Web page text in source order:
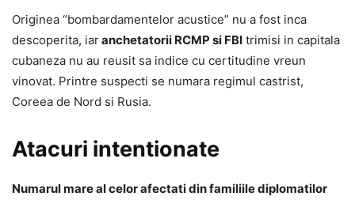
Originea “bombardamentelor acustice” nu a fost inca
descoperita, iaranchetatorii RCMP si FBI trimisi in capitala
cubaneza nu au reusit sa indice cu certitudine vreun
vinovat. Printre suspecti se numara regimul castrist,
Coreea de Nord si Rusia.
Atacuri intentionate
Numarul mare al celor afectati din familiile diplomatilor